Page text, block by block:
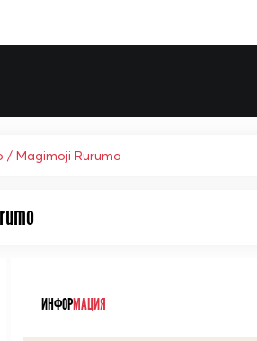
/ Magimoji Rurumo
ИНФОРМАЦИЯ